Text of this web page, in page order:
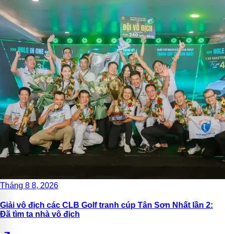
Tháng 8 8, 2026
Giải vô địch các CLB Golf tranh cúp Tân Sơn Nhất lần 2:
Đã tìm ta nhà vô địch